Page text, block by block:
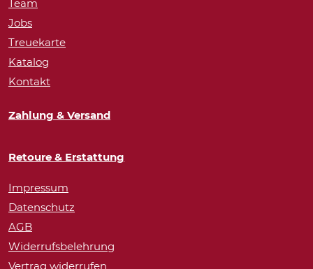
Team
Jobs
Treuekarte
Katalog
Kontakt
Zahlung & Versand
Retoure & Erstattung
Impressum
Datenschutz
AGB
Widerrufsbelehrung
Vertrag widerrufen